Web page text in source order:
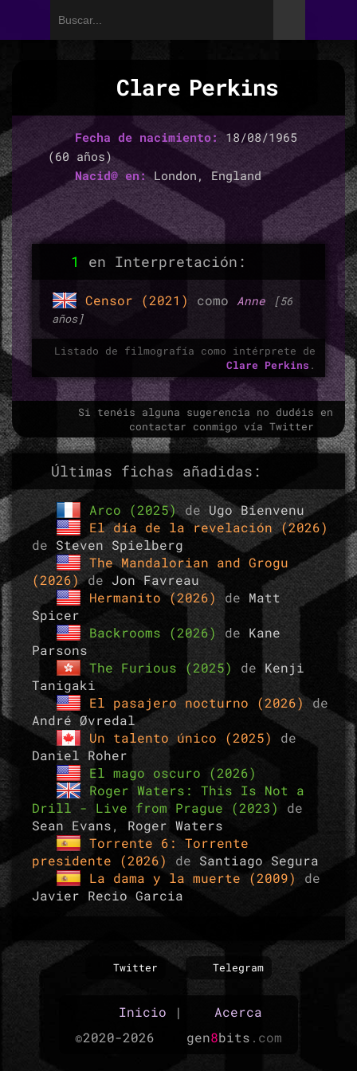
Clare Perkins
Fecha de nacimiento: 18/08/1965
(60 años)
Nacid@ en:London, England
1 en Interpretación:
Censor (2021) como Anne
[56
años]
Listado de filmografía como intérprete de
Clare Perkins .
Si tenéis alguna sugerencia no dudéis en
contactar conmigo vía Twitter
Últimas fichas añadidas:
Arco (2025) de Ugo Bienvenu
El día de la revelación (2026)
de Steven Spielberg
The Mandalorian and Grogu
(2026)de Jon Favreau
Hermanito (2026) de Matt
Spicer
Backrooms (2026) de Kane
Parsons
The Furious (2025) de Kenji
Tanigaki
El pasajero nocturno (2026)de
André Øvredal
Un talento único (2025) de
Daniel Roher
El mago oscuro (2026)
Roger Waters: This Is Not a
Drill - Live from Prague (2023) de
Sean Evans, Roger Waters
Torrente 6: Torrente
presidente (2026) de Santiago Segura
La dama y la muerte (2009) de
Javier Recio Garcia
Twitter Telegram
Inicio |
Acerca
©2020-2026
gen8bits .com